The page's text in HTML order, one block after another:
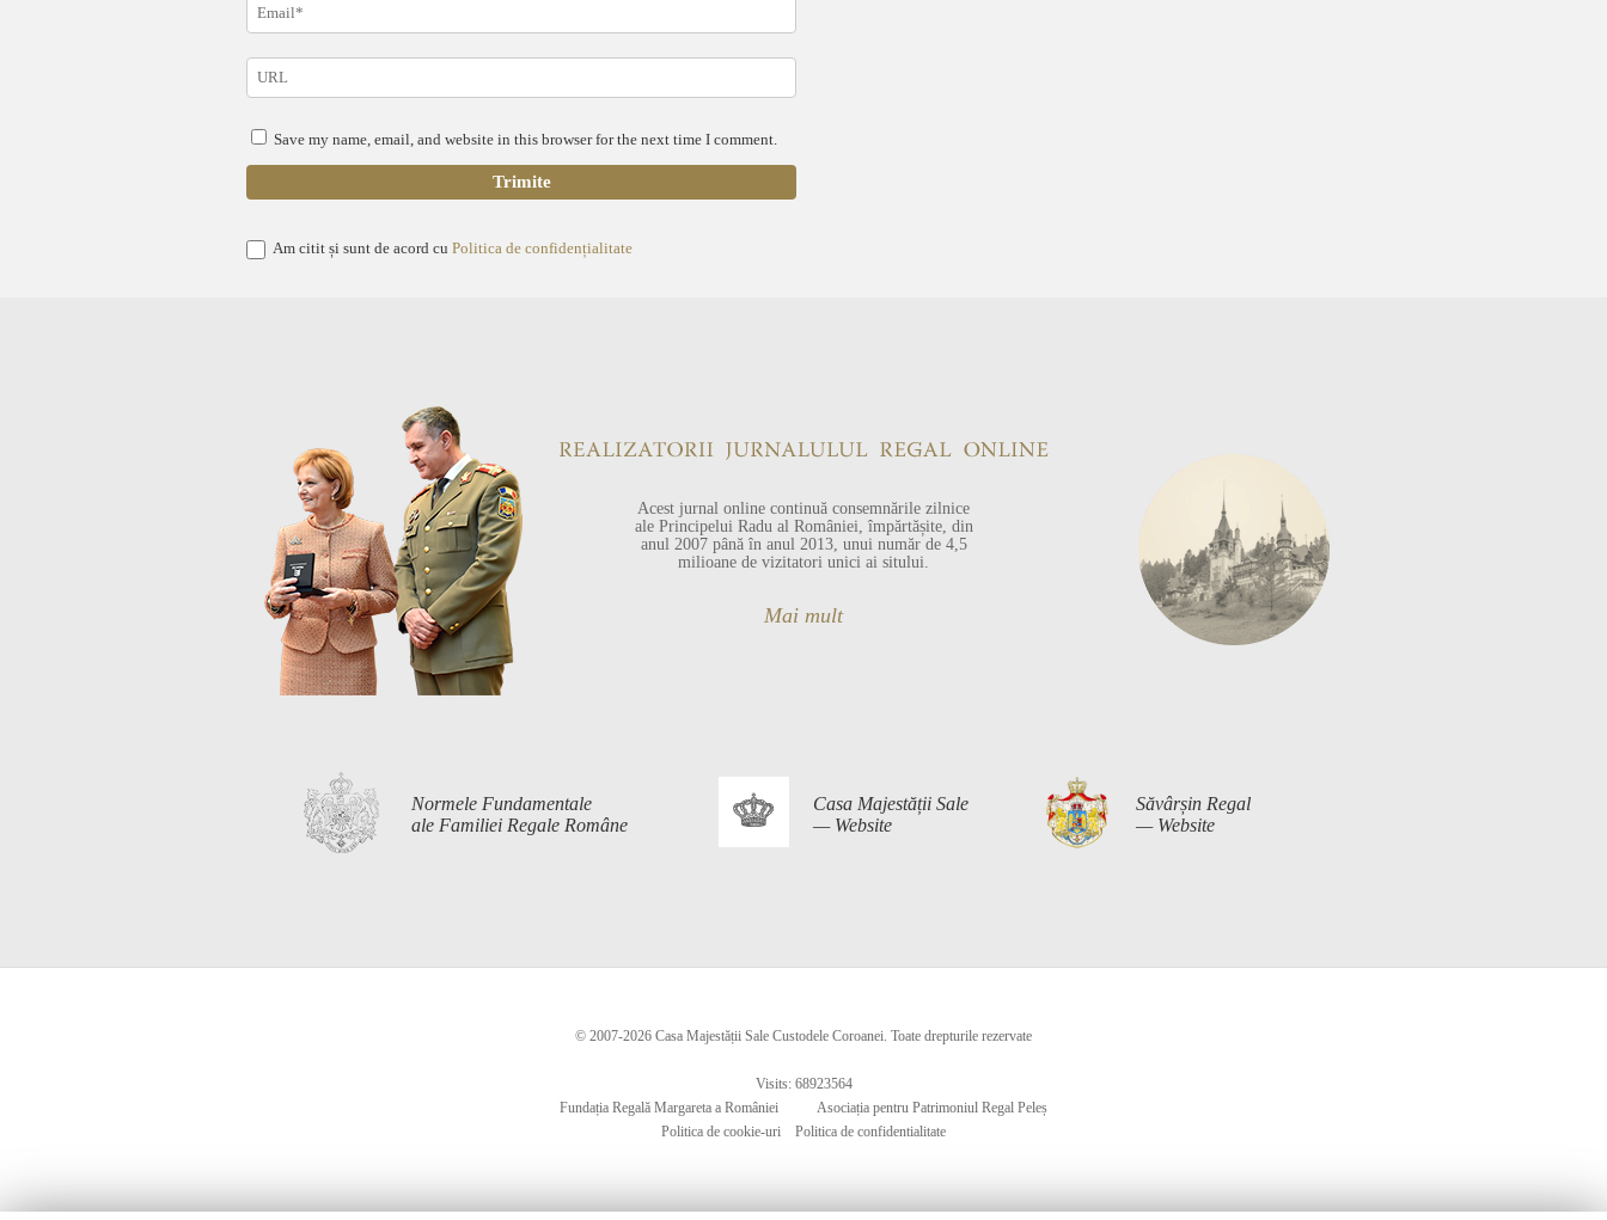
Save my name, email, and website in this browser for the next time I comment.
Am citit și sunt de acord cu Politica de confidențialitate
Acest jurnal online continuă consemnările zilnice
ale Principelui Radu al României, împărtășite, din
anul 2007 până în anul 2013, unui număr de 4,5
milioane de vizitatori unici ai sitului.
Mai mult
Normele Fundamentale
ale Familiei Regale Române
Casa Majestății Sale
— Website
Săvârșin Regal
— Website
© 2007-2026 Casa Majestății Sale Custodele Coroanei. Toate drepturile rezervate
Visits: 68923564
Fundația Regală Margareta a României
Asociația pentru Patrimoniul Regal Peleș
Politica de cookie-uri
Politica de confidentialitate